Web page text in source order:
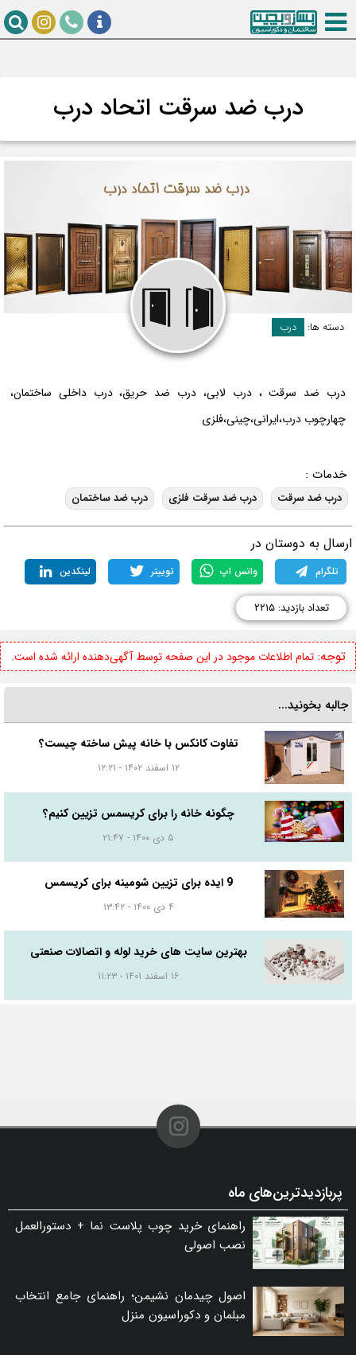
درب ضد سرقت اتحاد درب
دسته ها: درب
درب ضد سرقت ، درب لابی، درب ضد حریق، درب داخلی ساختمان،
چهارچوب درب،ایرانی،چینی،فلزی
خدمات :
درب ضد سرقت درب ضد سرقت فلزی درب ضد ساختمان
به دوستان در
تلگرام واتس اپ توییتر لینکدین
تعداد بازدید: ۲۲۱۵
توجه:تمام اطلاعات موجود در این صفحه توسط آگهی‌دهنده ارائه شده است.
جالبه بخونید...
تفاوت کانکس با خانه پیش ساخته چیست؟
۱۲ اسفند ۱۴۰۲ - ۱۲:۲۱
چگونه خانه را برای کریسمس تزیین کنیم؟
بهترین سایت های خرید لوله و اتصالات صنعتی
پربازدیدترین‌های ماه
راهنمای خرید چوب پلاست نما + دستورالعمل
نصب اصولی
اصول چیدمان نشیمن؛ راهنمای جامع انتخاب
مبلمان و دکوراسیون منزل